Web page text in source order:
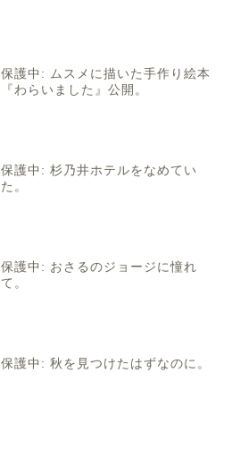
保護中: ムスメに描いた手作り絵本
『わらいました』公開。
保護中: 杉乃井ホテルをなめてい
た。
保護中: おさるのジョージに憧れ
て。
保護中: 秋を見つけたはずなのに。